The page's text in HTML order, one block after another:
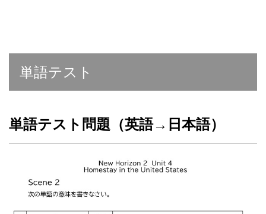
単語テスト
単語テスト問題（英語→日本語）